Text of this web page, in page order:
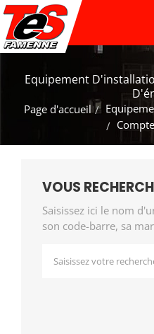
Equipement
Page d'accueil
VOUS
Saisissez ici le nom
son code-barre, sa